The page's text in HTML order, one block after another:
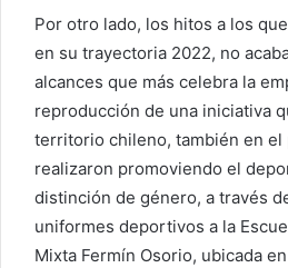
Por otro lado, los hitos a los
en su trayectoria 2022, no
alcances que más celebra la
reproducción de una iniciativa
territorio chileno, también en el
realizaron promoviendo el
distinción de género, a través
uniformes deportivos a la
Mixta Fermín Osorio, ubicada